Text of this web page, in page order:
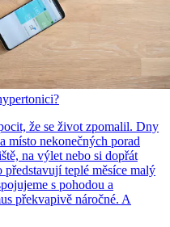
že se život zpomalil. Dny
místo nekonečných porad
na výlet nebo si dopřát
teplé měsíce malý
s pohodou a
překvapivě náročné. A